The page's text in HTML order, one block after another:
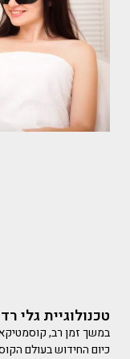
טכנולוגיית גלי
במשך זמן רב,
כיום החידוש בעולם